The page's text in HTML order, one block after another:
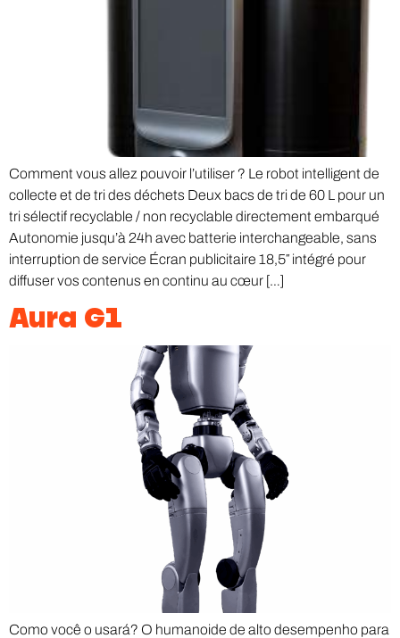
Comment vous allez pouvoir l’utiliser ? Le robot intelligent de
collecte et de tri des déchets Deux bacs de tri de 60 L pour un
tri sélectif recyclable / non recyclable directement embarqué
Autonomie jusqu’à 24h avec batterie interchangeable, sans
interruption de service Écran publicitaire 18,5″ intégré pour
diffuser vos contenus en continu au cœur […]
Aura G1
Como você o usará? O humanoide de alto desempenho para